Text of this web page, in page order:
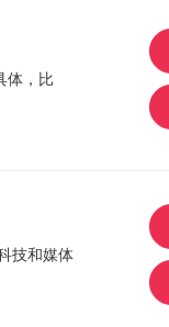
体，比
技和媒体